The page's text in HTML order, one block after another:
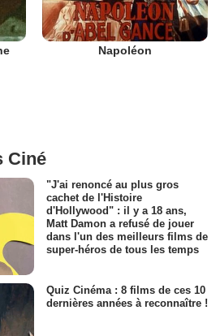
Napoléon
Ciné
"J'ai renoncé au plus gros
cachet de l'Histoire
d'Hollywood" : il y a 18 ans,
Matt Damon a refusé de jouer
dans l'un des meilleurs films de
super-héros de tous les temps
Quiz Cinéma : 8 films de ces 10
dernières années à reconnaître !